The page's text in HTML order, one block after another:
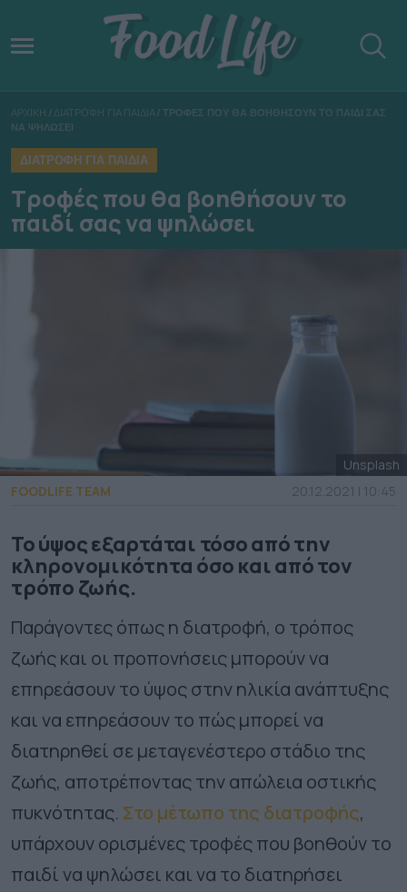
ΑΡΧΙΚΗ / ΔΙΑΤΡΟΦΗ ΓΙΑ ΠΑΙΔΙΑ / ΤΡΟΦΕΣ ΠΟΥ ΘΑ ΒΟΗΘΗΣΟΥΝ ΤΟ ΠΑΙΔΙ ΣΑΣ
ΝΑ ΨΗΛΩΣΕΙ
ΔΙΑΤΡΟΦΗ ΓΙΑ ΠΑΙΔΙΑ
Τροφές που θα βοηθήσουν το
παιδί σας να ψηλώσει
Unsplash
FOODLIFE TEAM
20.12.2021 | 10:45
Το ύψος εξαρτάται τόσο από την
κληρονομικότητα όσο και από τον
τρόπο ζωής.
Παράγοντες όπως η διατροφή, ο τρόπος
ζωής και οι προπονήσεις μπορούν να
επηρεάσουν το ύψος στην ηλικία ανάπτυξης
και να επηρεάσουν το πώς μπορεί να
διατηρηθεί σε μεταγενέστερο στάδιο της
ζωής, αποτρέποντας την απώλεια οστικής
πυκνότητας. Στο μέτωπο της διατροφής,
υπάρχουν ορισμένες τροφές που βοηθούν το
παιδί να ψηλώσει και να το διατηρήσει